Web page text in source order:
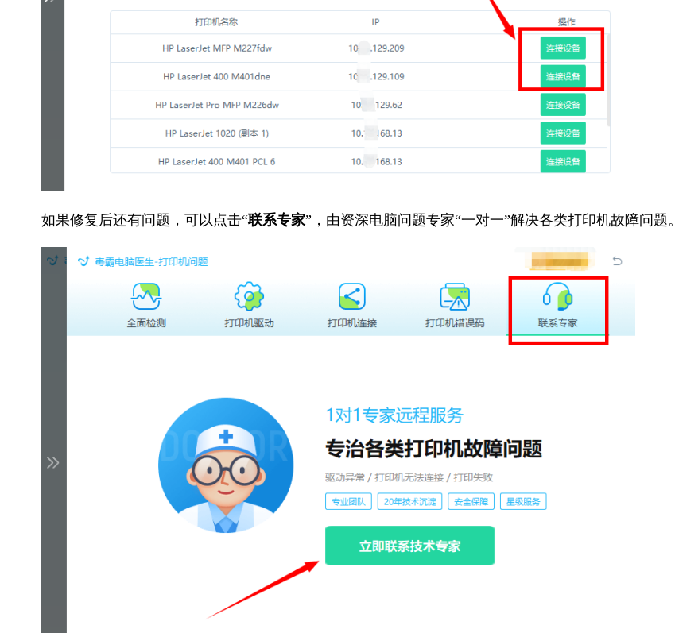
如果修复后还有问题，可以点击“联系专家”，由资深电脑问题专家“一对一”解决各类打印机故障问题。